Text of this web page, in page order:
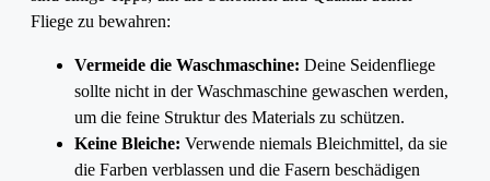
Fliege zu bewahren:
Vermeide die Waschmaschine: Deine Seidenfliege
sollte nicht in der Waschmaschine gewaschen werden,
um die feine Struktur des Materials zu schützen.
Keine Bleiche: Verwende niemals Bleichmittel, da sie
die Farben verblassen und die Fasern beschädigen